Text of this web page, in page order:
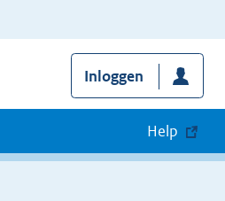
Inloggen
Help